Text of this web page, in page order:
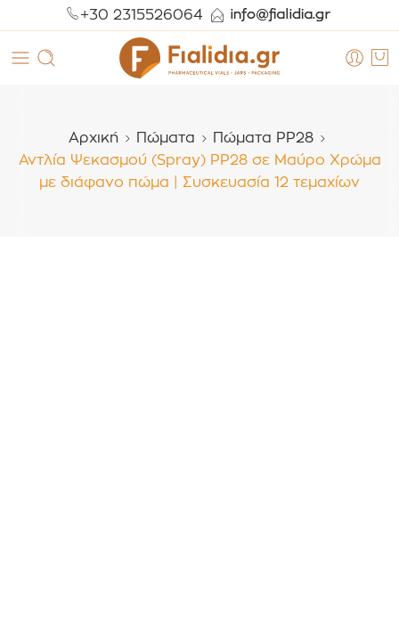
+30 2315526064
Αρχική Πώματα
Πώματα PP28
Αντλία Ψεκασμού (Spray) PP28 σε Μαύρο Χρώμα
με διάφανο πώμα | Συσκευασία 12 τεμαχίων